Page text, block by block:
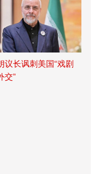
议长讽刺美国“戏剧
交”